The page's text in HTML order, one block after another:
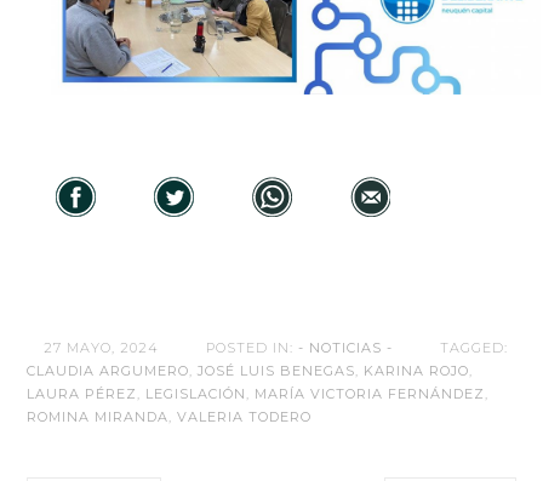
27 MAYO, 2024 POSTED IN: - NOTICIAS -
TAGGED:
CLAUDIA ARGUMERO,JOSÉ LUIS BENEGAS, KARINA ROJO,
LAURA PÉREZ , LEGISLACIÓN , MARÍA VICTORIA FERNÁNDEZ ,
ROMINA MIRANDA,VALERIA TODERO